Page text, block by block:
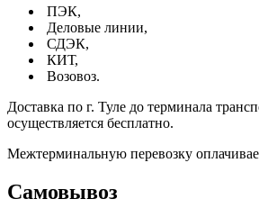
ПЭК,
Деловые линии,
СДЭК,
КИТ,
Возовоз.
Доставка по г. Туле до терминала
осуществляется бесплатно.
Межтерминальную перевозку
Самовывоз